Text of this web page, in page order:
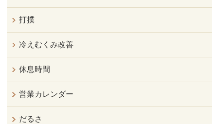
打撲
冷えむくみ改善
休息時間
営業カレンダー
だるさ